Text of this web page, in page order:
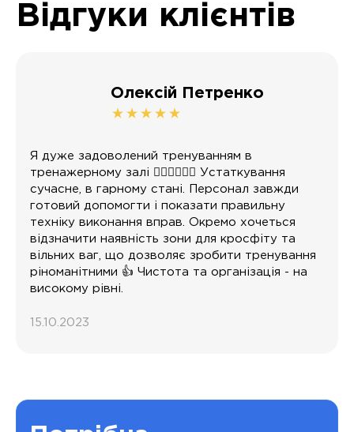
Відгуки клієнтів
Олексій Петренко
Я дуже задоволений тренуванням в
тренажерному залі 🏋️‍♂️🏋️‍♂️🏋️‍♂️ Устаткування
сучасне, в гарному стані. Персонал завжди
готовий допомогти і показати правильну
техніку виконання вправ. Окремо хочеться
відзначити наявність зони для кросфіту та
вільних ваг, що дозволяє зробити тренування
ріноманітними 👍 Чистота та організація - на
високому рівні.
15.10.2023